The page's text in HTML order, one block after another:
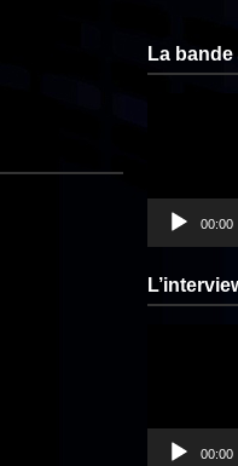
La
00:00
00:00